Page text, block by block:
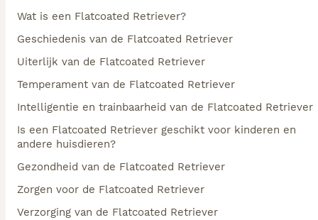
Wat is een Flatcoated Retriever?
Geschiedenis van de Flatcoated Retriever
Uiterlijk van de Flatcoated Retriever
Temperament van de Flatcoated Retriever
Intelligentie en trainbaarheid van de Flatcoated Retriever
Is een Flatcoated Retriever geschikt voor kinderen en
andere huisdieren?
Gezondheid van de Flatcoated Retriever
Zorgen voor de Flatcoated Retriever
Verzorging van de Flatcoated Retriever